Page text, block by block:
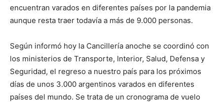
encuentran varados en diferentes países por la pandemia
aunque resta traer todavía a más de 9.000 personas.
Según informó hoy la Cancillería anoche se coordinó con
los ministerios de Transporte, Interior, Salud, Defensa y
Seguridad, el regreso a nuestro país para los próximos
días de unos 3.000 argentinos varados en diferentes
países del mundo. Se trata de un cronograma de vuelo